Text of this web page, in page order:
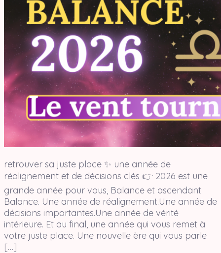
retrouver sa juste place ✨ une année de
réalignement et de décisions clés 👉 2026 est une
grande année pour vous, Balance et ascendant
Balance. Une année de réalignement.Une année de
décisions importantes.Une année de vérité
intérieure. Et au final, une année qui vous remet à
votre juste place. Une nouvelle ère qui vous parle
[…]